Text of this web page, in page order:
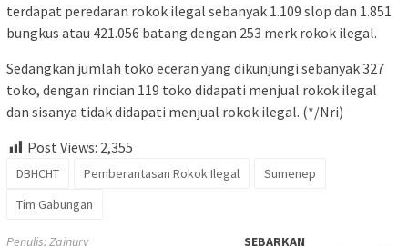
terdapat peredaran rokok ilegal sebanyak 1.109 slop dan 1.851
bungkus atau 421.056 batang dengan 253 merk rokok ilegal.
Sedangkan jumlah toko eceran yang dikunjungi sebanyak 327
toko, dengan rincian 119 toko didapati menjual rokok ilegal
dan sisanya tidak didapati menjual rokok ilegal. (*/Nri)
Post Views: 2,355
DBHCHT Pemberantasan Rokok Ilegal
Sumenep
Tim Gabungan
Penulis: Zainury
SEBARKAN